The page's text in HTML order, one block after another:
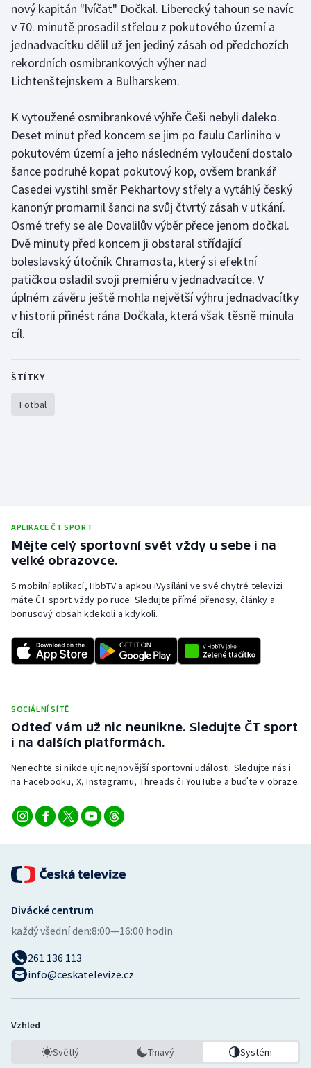
Rychlobruslení
Rychlostní kanoistika
Short track
Sportovní střelba
Stolní tenis
Triatlon
Veslování
Vodní slalom
Volejbal
Ostatní
nový kapitán "lvíčat" Dočkal. Liberecký tahoun se navíc
v 70. minutě prosadil střelou z pokutového území a
jednadvacítku dělil už jen jediný zásah od předchozích
rekordních osmibrankových výher nad
Lichtenštejnskem a Bulharskem.
K vytoužené osmibrankové výhře Češi nebyli daleko.
Deset minut před koncem se jim po faulu Carliniho v
pokutovém území a jeho následném vyloučení dostalo
šance podruhé kopat pokutový kop, ovšem brankář
Casedei vystihl směr Pekhartovy střely a vytáhlý český
kanonýr promarnil šanci na svůj čtvrtý zásah v utkání.
Osmé trefy se ale Dovalilův výběr přece jenom dočkal.
Dvě minuty před koncem ji obstaral střídající
boleslavský útočník Chramosta, který si efektní
patičkou osladil svoji premiéru v jednadvacítce. V
úplném závěru ještě mohla největší výhru jednadvacítky
v historii přinést rána Dočkala, která však těsně minula
cíl.
ŠTÍTKY
Fotbal
APLIKACE ČT SPORT
Mějte celý sportovní svět vždy u sebe i na
velké obrazovce.
S mobilní aplikací, HbbTV a apkou iVysílání ve své chytré televizi
máte ČT sport vždy po ruce. Sledujte přímé přenosy, články a
bonusový obsah kdekoli a kdykoli.
SOCIÁLNÍ SÍTĚ
Odteď vám už nic neunikne. Sledujte ČT sport
i na dalších platformách.
Nenechte si nikde ujít nejnovější sportovní události. Sledujte nás i
na Facebooku, X, Instagramu, Threads či YouTube a buďte v obraze.
Divácké centrum
každý všední den:8:00—16:00 hodin
261 136 113
info@ceskatelevize.cz
Vzhled
Světlý Tmavý Systém